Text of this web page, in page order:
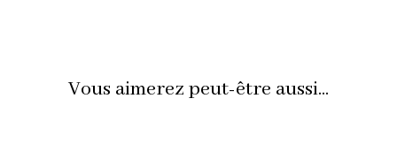
Vous aimerez peut-être aussi...